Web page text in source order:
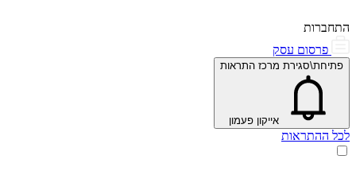
התחברות
פרסום עסק
פתיחת\סגירת מרכז התראות
אייקון פעמון
לכל ההתראות